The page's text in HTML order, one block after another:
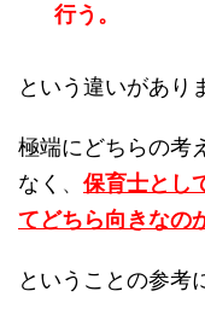
行う。
という違いがあり
極端にどちらの考
なく 、 保育士とし
てどちら向きなの
ということの参考